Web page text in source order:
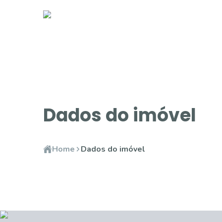
Dados do imóvel
Home Dados do imóvel